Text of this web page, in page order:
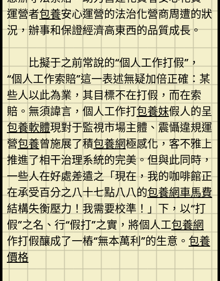
運營者包養安心運營的法治化營商周遭的狀
況，辦事和保證經濟高東西的品質成長。
比擬于之前常說的“個人工作打假”，
“個人工作索賠”這一表述無疑加倍正確：某
些人以此為業，其目標不在打假，而在索
賠。無須諱言，個人工作打包養妹假人的呈
包養軟體現對于監視市場主體、震懾違規運
營包養曾施展了積包養網極感化，客不雅上
推進了相干治理系統的完美。但與此同時，
一些人在好處差遣之「現在，我的咖啡館正
在承受百分之八十七點八八的包養網車馬費
結構失衡壓力！我需要校準！」下，以“打
假”之名、行“假打”之實，將個人工包養網
作打假釀成了一樁“無本萬利”的生意。 包養
價格